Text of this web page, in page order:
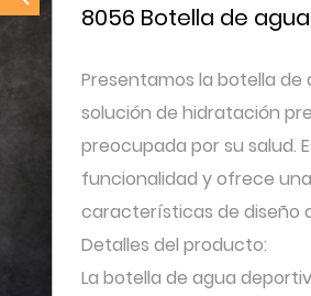
8056 Botella de
Presentamos la botella
solución de hidratación
preocupada por su salud.
funcionalidad y ofrece
características de diseño
Detalles del producto:
La botella de agua